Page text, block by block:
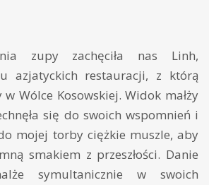
zupy zachęciła nas Linh,
azjatyckich restauracji, z którą
Wólce Kosowskiej. Widok małży
się do swoich wspomnień i
mojej torby ciężkie muszle, aby
smakiem z przeszłości. Danie
symultanicznie w swoich